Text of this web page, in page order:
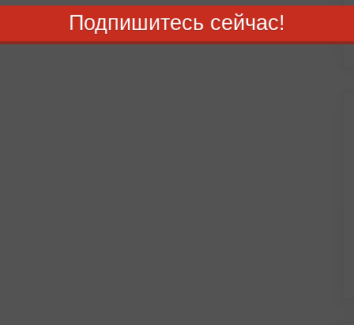
Подпишитесь сейчас!